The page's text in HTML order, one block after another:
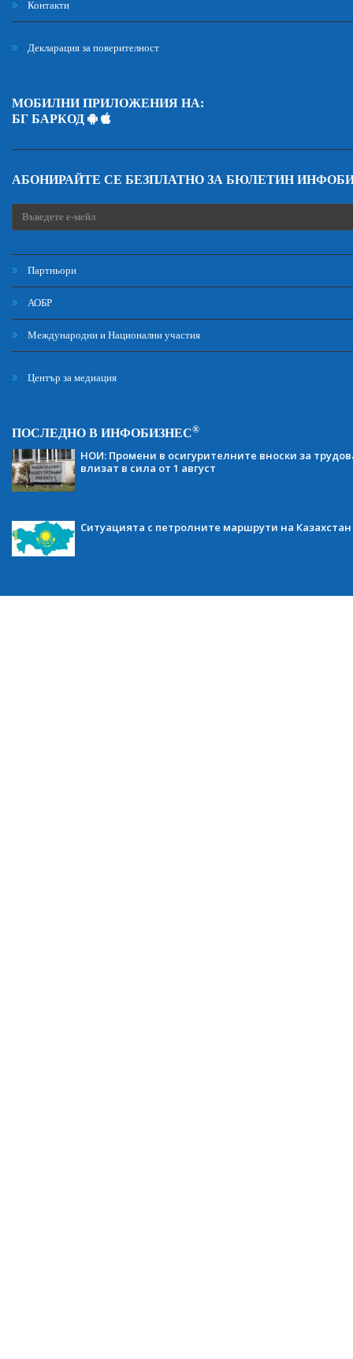
Контакти
Декларация за поверителност
МОБИЛНИ ПРИЛОЖЕНИЯ НА:
БГ БАРКОД
АБОНИРАЙТЕ СЕ БЕЗПЛАТНО ЗА БЮЛЕТИН
Партньори
АОБР
Международни и Национални участия
Център за медиация
ПОСЛЕДНО В ИНФОБИЗНЕС®
НОИ: Промени в осигурителните вноски за
влизат в сила от 1 август
Ситуацията с петролните маршрути на Казахстан